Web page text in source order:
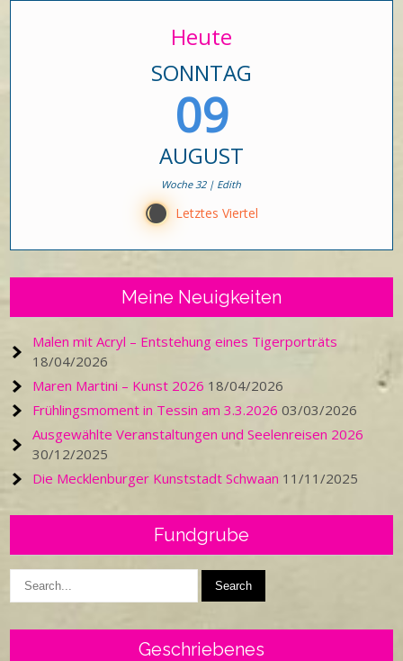
Heute
SONNTAG
09
AUGUST
Woche 32 | Edith
X Letztes Viertel
Meine Neuigkeiten
Malen mit Acryl – Entstehung eines Tigerporträts
18/04/2026
Maren Martini – Kunst 2026 18/04/2026
Frühlingsmoment in Tessin am 3.3.2026 03/03/2026
Ausgewählte Veranstaltungen und Seelenreisen 2026
30/12/2025
Die Mecklenburger Kunststadt Schwaan 11/11/2025
Fundgrube
Geschriebenes